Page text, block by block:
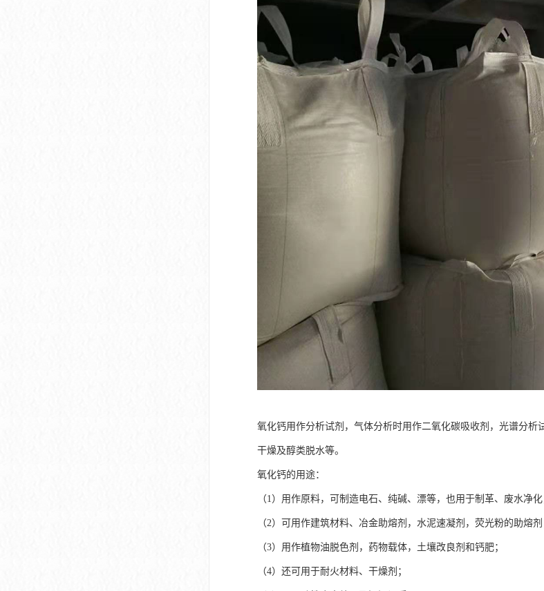
氧化钙用作分析试剂，气体分析时用作二氧化碳吸收剂，光谱分
干燥及醇类脱水等。
氧化钙的用途：
（1）用作原料，可制造电石、纯碱、漂等，也用于制革、废水净
（2）可用作建筑材料、冶金助熔剂，水泥速凝剂，荧光粉的助熔剂
（3）用作植物油脱色剂，药物载体，土壤改良剂和钙肥；
（4）还可用于耐火材料、干燥剂；